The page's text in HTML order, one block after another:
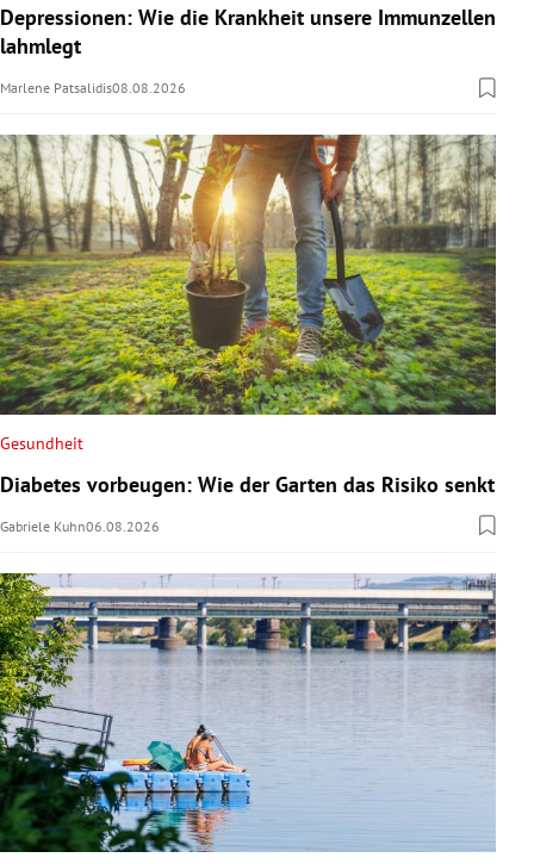
Depressionen: Wie die Krankheit unsere Immunzellen
lahmlegt
Marlene Patsalidis08.08.2026
Gesundheit
Diabetes vorbeugen: Wie der Garten das Risiko senkt
Gabriele Kuhn06.08.2026